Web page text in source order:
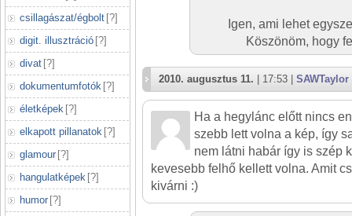
csillagászat/égbolt [?]
digit. illusztráció [?]
divat [?]
dokumentumfotók [?]
életképek [?]
elkapott pillanatok [?]
glamour [?]
hangulatképek [?]
humor [?]
Igen, ami lehet
Köszönöm, hogy
2010. augusztus 11. | 17:53 | SAWTaylor
Ha a hegylánc előtt nincs
szebb lett volna a kép, így
nem látni habár így is szép
kevesebb felhő kellett volna. Amit
kivárni :)